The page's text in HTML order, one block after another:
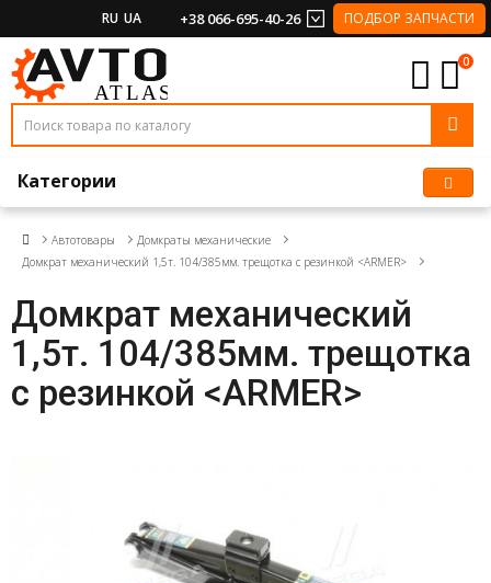
RU UA +38 066-695-40-26 ПОДБОР ЗАПЧАСТИ
0
Категории
Автотовары
Домкраты механические
Домкрат механический 1,5т. 104/385мм. трещотка с резинкой <ARMER>
Домкрат механический
1,5т. 104/385мм. трещотка
с резинкой <ARMER>